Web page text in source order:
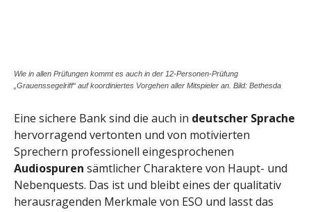
Wie in allen Prüfungen kommt es auch in der 12-Personen-Prüfung
„Grauenssegelriff“ auf koordiniertes Vorgehen aller Mitspieler an. Bild: Bethesda
Eine sichere Bank sind die auch in deutscher Sprache
hervorragend vertonten und von motivierten
Sprechern professionell eingesprochenen
Audiospuren sämtlicher Charaktere von Haupt- und
Nebenquests. Das ist und bleibt eines der qualitativ
herausragenden Merkmale von ESO und lasst das